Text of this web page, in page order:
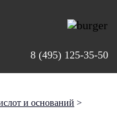
8 (495) 125-35-50
и оснований >